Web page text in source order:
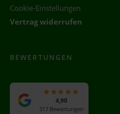
Cookie-Einstellungen
Vertrag widerrufen
BEWERTUNGEN
4,90
317 Bewertungen